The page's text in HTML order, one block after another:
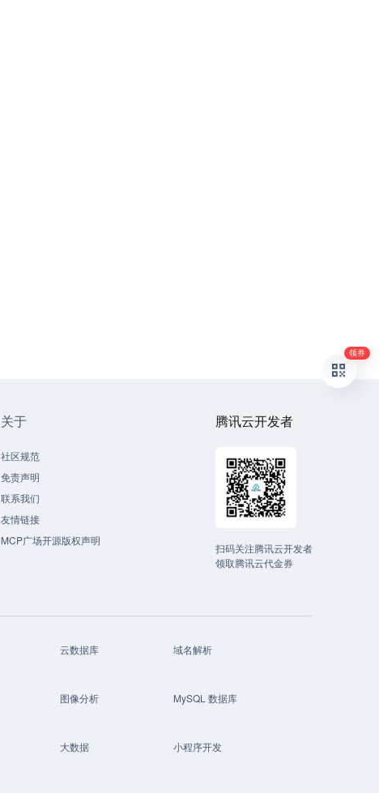
关于
社区规范
免责声明
联系我们
友情链接
MCP广场开源版权声明
腾讯云开发者
扫码关注腾讯云开发者
领取腾讯云代金券
云数据库
域名解析
图像分析
MySQL 数据库
大数据
小程序开发
领券